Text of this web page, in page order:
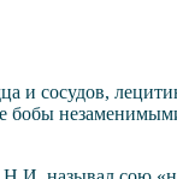
и сосудов,
бобы